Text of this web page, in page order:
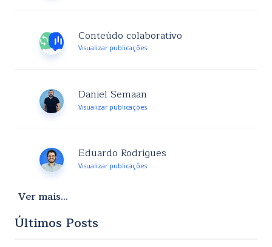
Conteúdo colaborativo
Visualizar publicações
Daniel Semaan
Visualizar publicações
Eduardo Rodrigues
Visualizar publicações
Ver mais...
Últimos Posts